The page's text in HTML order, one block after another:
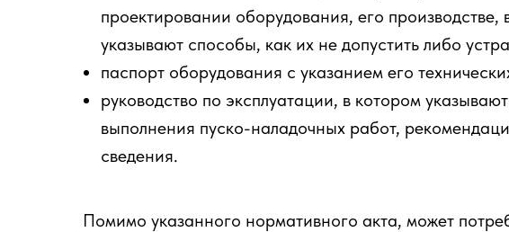
проектировании оборудования, его
указывают способы, как их не допустить либо
паспорт оборудования с указанием его
руководство по эксплуатации, в котором
выполнения пуско-наладочных работ,
сведения.
Помимо указанного нормативного акта, может